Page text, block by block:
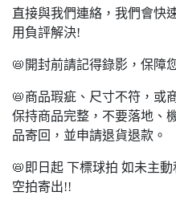
直接與我們連絡，我們會快
用負評解決!
📛開封前請記得錄影，保障
📛商品瑕疵、尺寸不符，或
保持商品完整，不要落地、
品寄回，並申請退貨退款。
📛即日起 下標球拍 如未主
空拍寄出!!